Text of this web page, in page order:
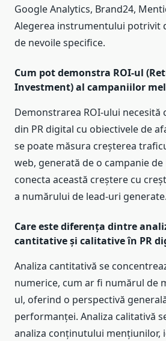
Google Analytics, Brand24,
Alegerea instrumentului potrivit
de nevoile specifice.
Cum pot demonstra ROI-ul
Investment) al campaniilor
Demonstrarea ROI-ului necesită
din PR digital cu obiectivele de
se poate măsura creșterea
web, generată de o campanie de
conecta această creștere cu
a numărului de lead-uri generate.
Care este diferența dintre
cantitative și calitative în PR
Analiza cantitativă se
numerice, cum ar fi numărul de
ul, oferind o perspectivă
performanței. Analiza calitativă
analiza conținutului mențiunilor,